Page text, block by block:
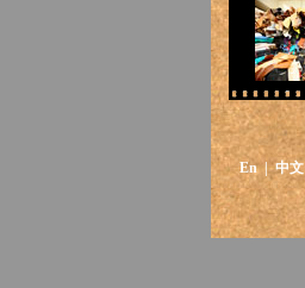
En| 中文